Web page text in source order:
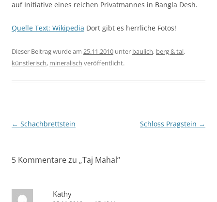
auf Initiative eines reichen Privatmannes in Bangla Desh.
Quelle Text: Wikipedia Dort gibt es herrliche Fotos!
Dieser Beitrag wurde am 25.11.2010 unter baulich, berg & tal,
künstlerisch, mineralisch veröffentlicht.
Beitragsnavigation
← Schachbrettstein Schloss Pragstein →
5 Kommentare zu „Taj Mahal“
Kathy